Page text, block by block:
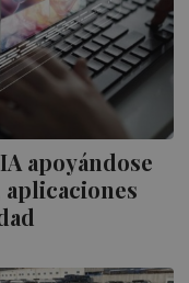
apoyándose
aplicaciones